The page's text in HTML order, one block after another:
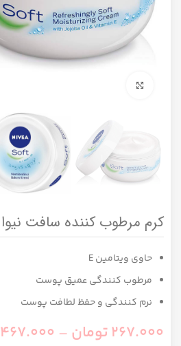
کرم مرطوب کننده سافت نیوا
حاوی ویتامین E
مرطوب کنندگی عمیق پوست
نرم کنندگی و حفظ لطافت پوست
267.000تومان –
467.000